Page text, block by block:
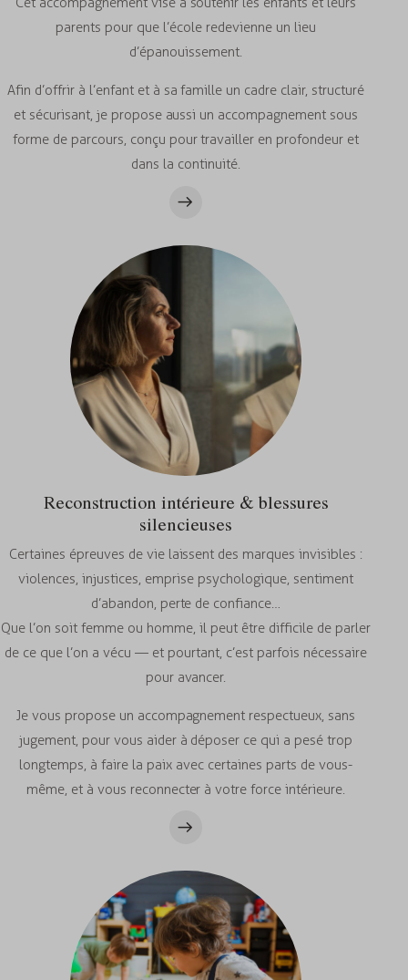
parents pour que l’école redevienne un lieu
d’épanouissement.
Afin d’offrir à l’enfant et à sa famille un cadre clair, structuré
et sécurisant, je propose aussi un accompagnement sous
forme de parcours, conçu pour travailler en profondeur et
dans la continuité.
Reconstruction intérieure & blessures
silencieuses
Certaines épreuves de vie laissent des marques invisibles :
violences, injustices, emprise psychologique, sentiment
d’abandon, perte de confiance…
Que l’on soit femme ou homme, il peut être difficile de parler
de ce que l’on a vécu — et pourtant, c’est parfois nécessaire
pour avancer.
Je vous propose un accompagnement respectueux, sans
jugement, pour vous aider à déposer ce qui a pesé trop
longtemps, à faire la paix avec certaines parts de vous-
même, et à vous reconnecter à votre force intérieure.